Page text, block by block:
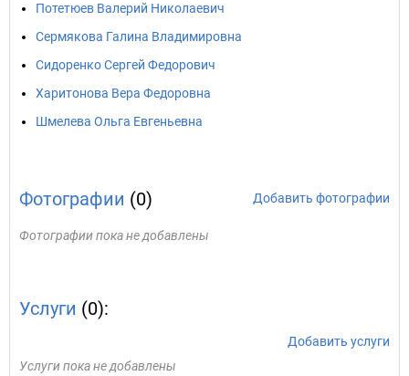
Потетюев Валерий Николаевич
Сермякова Галина Владимировна
Сидоренко Сергей Федорович
Харитонова Вера Федоровна
Шмелева Ольга Евгеньевна
Фотографии (0) Добавить фотографии
Фотографии пока не добавлены
Услуги (0):
Добавить услуги
Услуги пока не добавлены